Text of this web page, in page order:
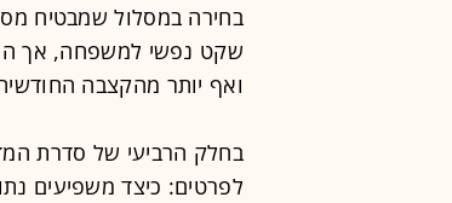
בחירה במסלול שמבטיח
שקט נפשי למשפחה, אך
ואף יותר מהקצבה
בחלק הרביעי של סדרת
לפרטים: כיצד משפיעים